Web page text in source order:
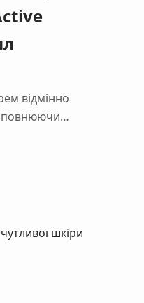
відмінно